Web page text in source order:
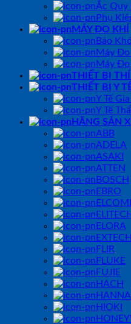
Ắc Quy
Phụ
MÁY ĐO KHÍ
Báo
Máy
Máy
THIẾT BỊ
THIẾT BỊ Y
Y Tế
Y Tế
HÃNG SẢN
ABB
ADELA
ASAKI
ATTEN
BOSCH
EBRO
ELORA
EXTECH
FLIR
FLUKE
FUJIE
HACH
HANNA
HIOKI